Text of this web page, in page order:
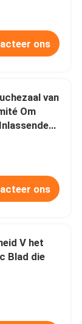
ons
van
Om
ons
V het
Blad die